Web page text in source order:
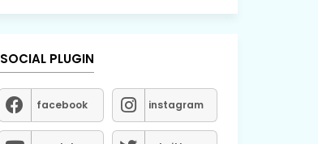
SOCIAL PLUGIN
facebook instagram